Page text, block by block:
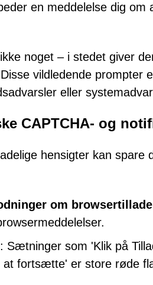
en meddelelse dig om
noget – i stedet giver
vildledende prompter
eller
CAPTCHA- og
hensigter kan spare
om
: Sætninger som 'Klik på
at fortsætte' er store røde